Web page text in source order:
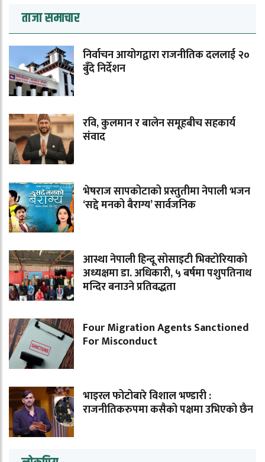
ताजा समाचार
निर्वाचन आयोगद्वारा राजनीतिक दललाई २०
बुँदे निर्देशन
रवि, कुलमान र बालेन समूहबीच सहकार्य
संवाद
भेषराज सापकोटाको प्रस्तुतीमा नेपाली भजन
‘सद्दे मनको बैराग्य’ सार्वजनिक
आस्था नेपाली हिन्दू सोसाइटी भिक्टोरियाको
अध्यक्षमा डा. अधिकारी, ५ बर्षमा पशुपतिनाथ
मन्दिर बनाउने प्रतिवद्धता
Four Migration Agents Sanctioned
For Misconduct
भाइरल फोटोबारे विशाल भण्डारी :
राजनीतिकरुपमा कसैको पक्षमा उभिएको छैन